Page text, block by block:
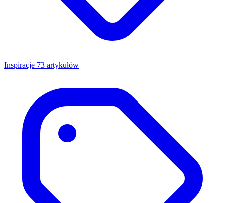
Inspiracje 73 artykułów